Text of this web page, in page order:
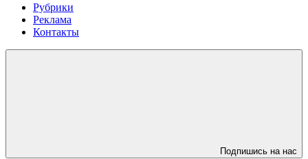
Рубрики
Реклама
Контакты
Подпишись на нас